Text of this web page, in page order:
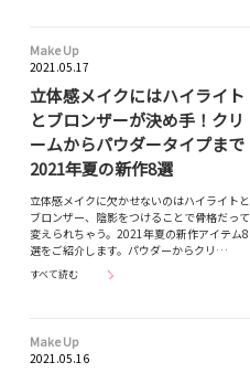
Make Up
2021.05.17
立体感メイクにはハイライト
とブロンザーが決め手！クリ
ームからパウダータイプまで
2021年夏の新作8選
立体感メイクに欠かせないのはハイライトと
ブロンザー、陰影をつけることで骨格だって
変えられちゃう。2021年夏の新作アイテム8
選をご紹介します。パウダーからクリ…
すべて読む
Make Up
2021.05.16